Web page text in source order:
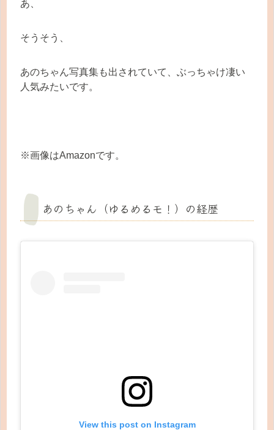
あ、
そうそう、
あのちゃん写真集も出されていて、ぶっちゃけ凄い
人気みたいです。
※画像はAmazonです。
あのちゃん（ゆるめるモ！）の経歴
View this post on Instagram